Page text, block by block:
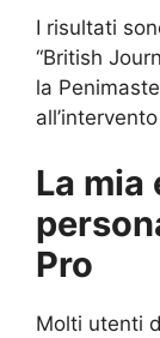
I risultati
“British
la
La mia
Pro
Molti utenti